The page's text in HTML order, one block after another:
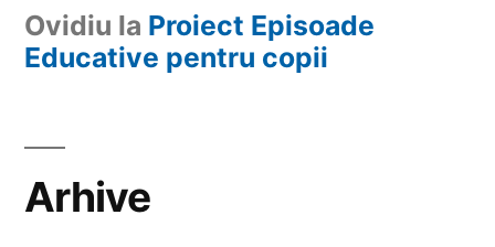
Ovidiu la Proiect Episoade
Educative pentru copii
Arhive